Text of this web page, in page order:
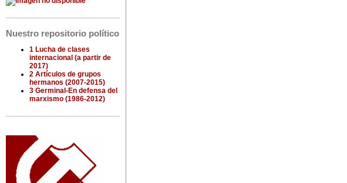
Nuestro repositorio político
1 Lucha de clases
internacional (a partir de
2017)
2 Artículos de grupos
hermanos (2007-2015)
3 Germinal-En defensa del
marxismo (1986-2012)